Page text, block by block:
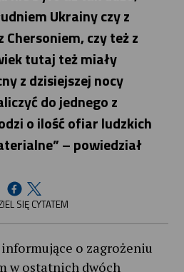
Ukrainy czy z
Chersoniem, czy też z
tutaj też miały
z dzisiejszej nocy
do jednego z
o ilość ofiar ludzkich
– powiedział
SIĘ CYTATEM
informujące o zagrożeniu
w ostatnich dwóch